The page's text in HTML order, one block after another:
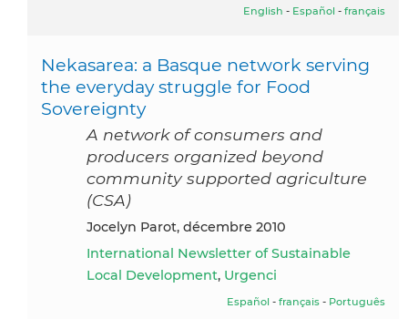
English - Español - français
Nekasarea: a Basque network serving
the everyday struggle for Food
Sovereignty
A network of consumers and
producers organized beyond
community supported agriculture
(CSA)
Jocelyn Parot, décembre 2010
International Newsletter of Sustainable
Local Development, Urgenci
Español - français - Português